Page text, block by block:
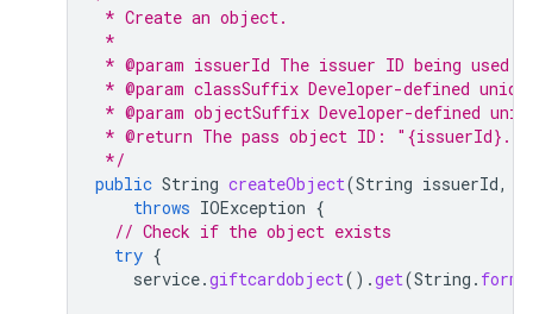
* Create an object.
*
* @param issuerId The issuer ID being
* @param classSuffix Developer-defined
* @param objectSuffix Developer-defined
* @return The pass object ID:
*/
public String createObject(String issuerId,
throws IOException {
// Check if the object exists
try {
service.giftcardobject().get(String .